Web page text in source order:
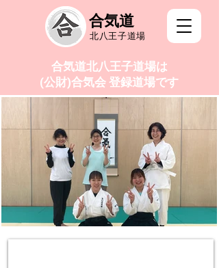
合気道
北八王子道場
合気道北八王子道場は
(公財)合気会 登録道場です